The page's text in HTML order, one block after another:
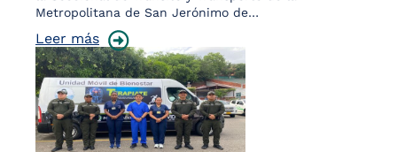
Metropolitana de San Jerónimo de…
Leer más